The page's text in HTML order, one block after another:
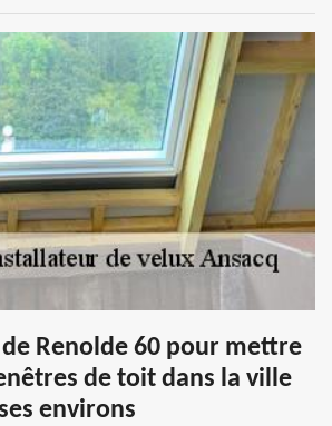
Renolde 60 pour mettre
de toit dans la ville
environs